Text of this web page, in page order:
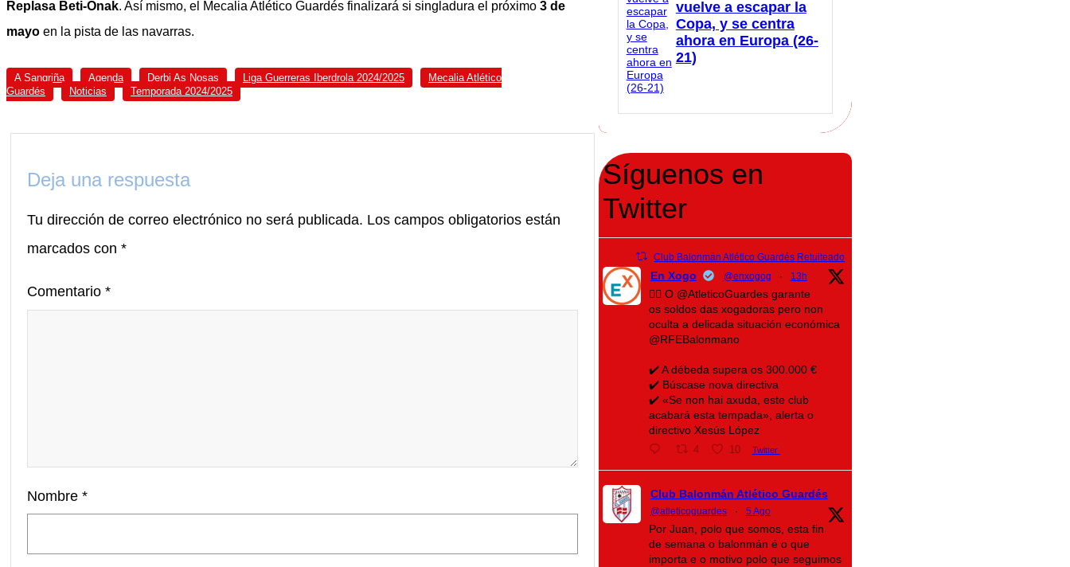
Replasa Beti-Onak. Así mismo, el Mecalia Atlético Guardés finalizará si singladura el próximo 3 de
mayo en la pista de las navarras.
A Sangriña Agenda Derbi As Nosas Liga Guerreras Iberdrola 2024/2025
Mecalia Atlético
Guardés
Noticias Temporada 2024/2025
Deja una respuesta
Tu dirección de correo electrónico no será publicada. Los campos obligatorios están
marcados con *
Comentario *
Nombre *
vuelve a escapar la
Copa, y se centra
ahora en Europa (26-
21)
Síguenos en
Twitter
Club Balonmán Atlético Guardés Retuiteado
En Xogo @enxogog · 13h
🤾‍♀️ O @AtleticoGuardes garante
os soldos das xogadoras pero non
oculta a delicada situación económica
@RFEBalonmano
✔️ A débeda supera os 300.000 €
✔️ Búscase nova directiva
✔️ «Se non hai axuda, este club
acabará esta tempada», alerta o
directivo Xesús López
4 10 Twitter
Club Balonmán Atlético Guardés
@atleticoguardes · 5 Ago
Por Juan, polo que somos, esta fin
de semana o balonmán é o que
importa e o motivo polo que seguimos